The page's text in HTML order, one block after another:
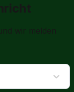
wir melden